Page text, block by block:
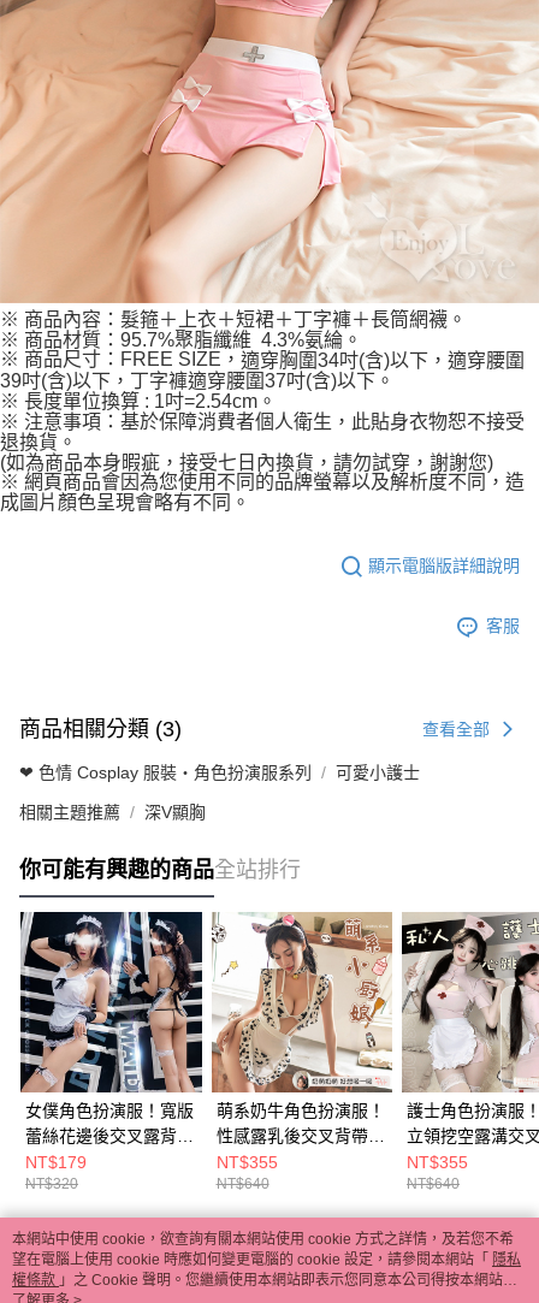
※ 商品內容：髮箍＋上衣＋短裙＋丁字褲＋長筒網襪 。
※ 商品材質：95.7%聚脂纖維 4.3%氨綸。
※ 商品尺寸：FREE SIZE， 適穿胸圍34吋(含)以下，適穿腰圍
39吋(含)以下，丁字褲適穿腰圍37吋(含)以下。
※ 長度單位換算 : 1吋=2.54cm。
※ 注意事項：基於保障消費者個人衛生，此貼身衣物恕不接受
退換貨。
(如為商品本身暇疵，接受七日內換貨，請勿試穿，謝謝您)
※ 網頁商品會因為您使用不同的品牌螢幕以及解析度不同，造
成圖片顏色呈現會略有不同。
顯示電腦版詳細說明
客服
商品相關分類 (3) 查看全部
❤ 色情 Cosplay 服裝・角色扮演服系列 可愛小護士
相關主題推薦 深V顯胸
你可能有興趣的商品全站排行
女僕角色扮演服！寬版
蕾絲花邊後交叉露背五
件式套裝 E535679
NT$179
NT$320
萌系奶牛角色扮演服！
性感露乳後交叉背帶圍
裙美臀五件式套裝
E531987
NT$355
NT$640
護士角色扮演服
立領挖空露溝交
連身裙五件式套
E536225
NT$355
NT$640
熱門標籤
本網站中使用 cookie，欲查詢有關本網站使用 cookie 方式之詳情，及若您不希
望在電腦上使用 cookie 時應如何變更電腦的 cookie 設定，請參閱本網站「 隱私
權條款 」之 Cookie 聲明。您繼續使用本網站即表示您同意本公司得按本網站使